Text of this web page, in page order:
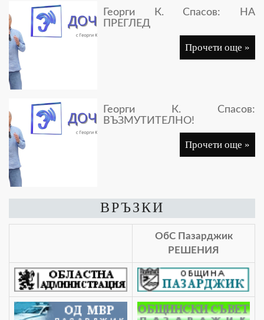
Георги К. Спасов: НА
ПРЕГЛЕД
Прочети още »
Георги К. Спасов:
ВЪЗМУТИТЕЛНО!
Прочети още »
ВРЪЗКИ
ОбС Пазарджик
РЕШЕНИЯ